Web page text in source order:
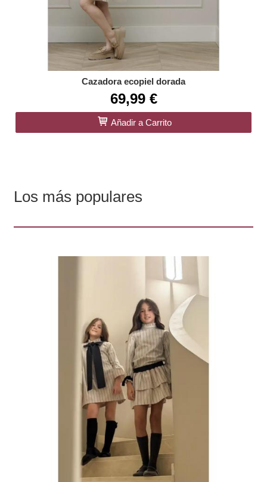
Cazadora ecopiel dorada
69,99 €
Añadir a Carrito
Los más populares